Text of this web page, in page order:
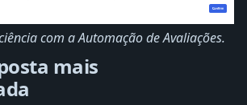
com a Automação de Avaliações.
mais